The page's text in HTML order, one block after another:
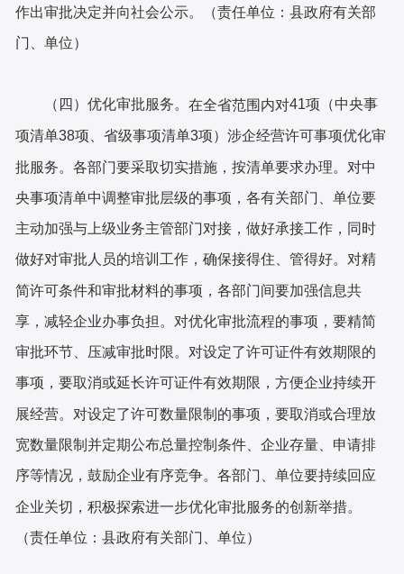
作出审批决定并向社会公示。（责任单位：县政府有关部
门、单位）
（四）优化审批服务。在全省范围内对41项（中央事
项清单38项、省级事项清单3项）涉企经营许可事项优化审
批服务。各部门要采取切实措施，按清单要求办理。对中
央事项清单中调整审批层级的事项，各有关部门、单位要
主动加强与上级业务主管部门对接，做好承接工作，同时
做好对审批人员的培训工作，确保接得住、管得好。对精
简许可条件和审批材料的事项，各部门间要加强信息共
享，减轻企业办事负担。对优化审批流程的事项，要精简
审批环节、压减审批时限。对设定了许可证件有效期限的
事项，要取消或延长许可证件有效期限，方便企业持续开
展经营。对设定了许可数量限制的事项，要取消或合理放
宽数量限制并定期公布总量控制条件、企业存量、申请排
序等情况，鼓励企业有序竞争。各部门、单位要持续回应
企业关切，积极探索进一步优化审批服务的创新举措。
（责任单位：县政府有关部门、单位）